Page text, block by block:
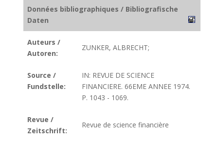
Données bibliographiques / Bibliografische
Daten
Auteurs /
Autoren:
ZUNKER, ALBRECHT;
Source /
Fundstelle:
IN: REVUE DE SCIENCE
FINANCIERE. 66EME ANNEE 1974.
P. 1043 - 1069.
Revue /
Zeitschrift:
Revue de science financière